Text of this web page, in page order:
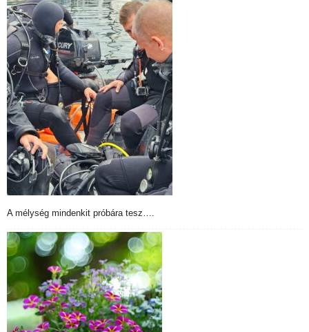
A mélység mindenkit próbára tesz….